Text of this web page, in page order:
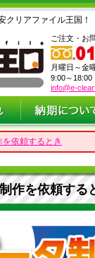
クリアファイル王国！
ご注文・お
月曜日～金
9:00～18:00
info@e-
を依頼するとき
制作を依頼する